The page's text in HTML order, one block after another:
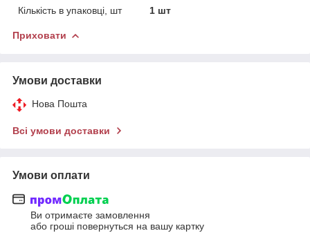
Кількість в упаковці, шт
1 шт
Приховати
Умови доставки
Нова Пошта
Всі умови доставки
Умови оплати
Ви отримаєте замовлення
або гроші повернуться на вашу картку